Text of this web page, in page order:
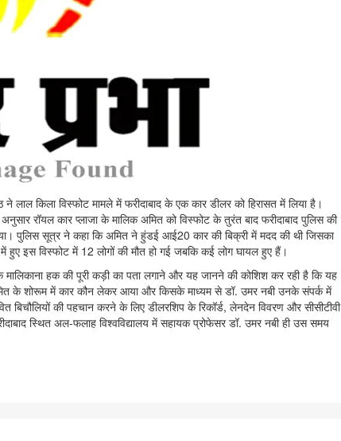
ने लाल किला विस्फोट मामले में फरीदाबाद के एक कार डीलर को हिरासत में लिया है।
रॉयल कार प्लाजा के मालिक अमित को विस्फोट के तुरंत बाद फरीदाबाद पुलिस की
पुलिस सूत्र ने कहा कि अमित ने हुंडई आई20 कार की बिक्री में मदद की थी जिसका
में हुए इस विस्फोट में 12 लोगों की मौत हो गई जबकि कई लोग घायल हुए हैं।
हक की पूरी कड़ी का पता लगाने और यह जानने की कोशिश कर रही है कि यह
के शोरूम में कार कौन लेकर आया और किसके माध्यम से डॉ. उमर नबी उनके संपर्क में
बिचौलियों की पहचान करने के लिए डीलरशिप के रिकॉर्ड, लेनदेन विवरण और सीसीटीवी
स्थित अल-फलाह विश्वविद्यालय में सहायक प्रोफेसर डॉ. उमर नबी ही उस समय